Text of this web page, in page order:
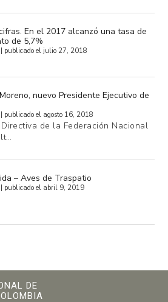
En el 2017 alcanzó una tasa de
de 5,7%
publicado el julio 27, 2018
nuevo Presidente Ejecutivo de
publicado el agosto 16, 2018
Directiva de la Federación Nacional
– Aves de Traspatio
publicado el abril 9, 2019
DE